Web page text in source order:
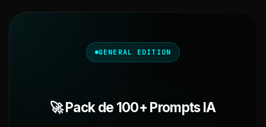
GENERAL EDITION
🚀 Pack de 100+ Prompts IA